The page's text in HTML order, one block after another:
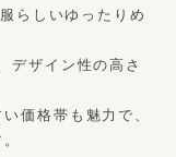
らしいゆったりめ
デザイン性の高さ
価格帯も魅力で、